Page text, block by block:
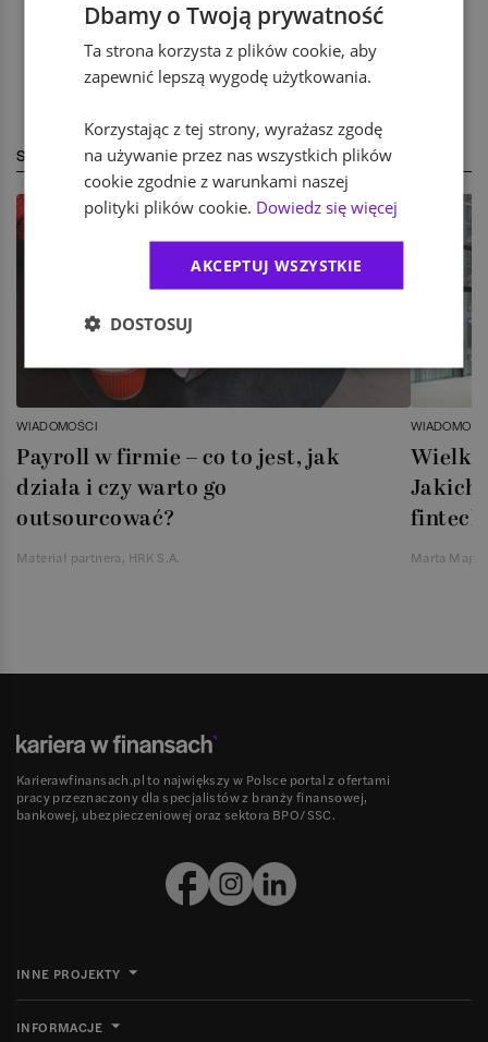
STREFA EKSPERTA
WIADOMOŚCI
Payroll w firmie – co to jest, jak
działa i czy warto go
outsourcować?
Materiał partnera, HRK S.A.
Jakich
Marta
Karierawfinansach.pl to największy w Polsce portal z ofertami
pracy przeznaczony dla specjalistów z branży finansowej,
bankowej, ubezpieczeniowej oraz sektora BPO/SSC.
INNE PROJEKTY
INFORMACJE
Dbamy o Twoją prywatność
Ta strona korzysta z plików cookie, aby
zapewnić lepszą wygodę użytkowania.
Korzystając z tej strony, wyrażasz zgodę
na używanie przez nas wszystkich plików
cookie zgodnie z warunkami naszej
polityki plików cookie. Dowiedz się więcej
AKCEPTUJ WSZYSTKIE
DOSTOSUJ